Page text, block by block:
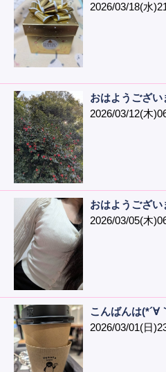
2026/03/18(水
おはようござ
2026/03/12(木
おはようござい
2026/03/05(木
こんばんは(*´∀
2026/03/01(日